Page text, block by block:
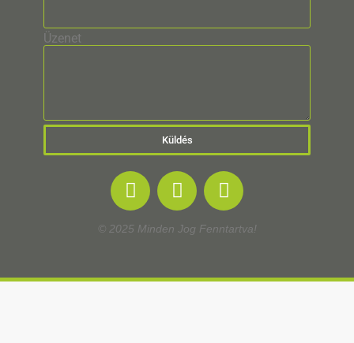
Üzenet
Küldés
© 2025 Minden Jog Fenntartva!